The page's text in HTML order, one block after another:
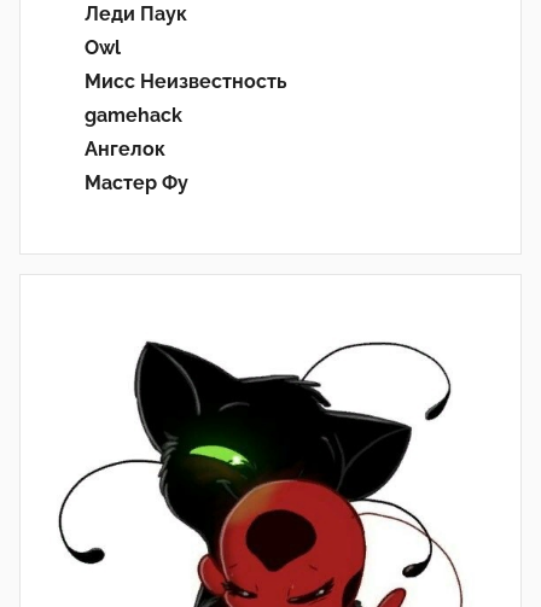
Леди Паук
Owl
Мисс Неизвестность
gamehack
Ангелок
Мастер Фу